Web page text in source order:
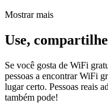
Mostrar mais
Use,
Se você gosta de WiFi
pessoas a encontrar WiFi
lugar certo. Pessoas reais
também pode!